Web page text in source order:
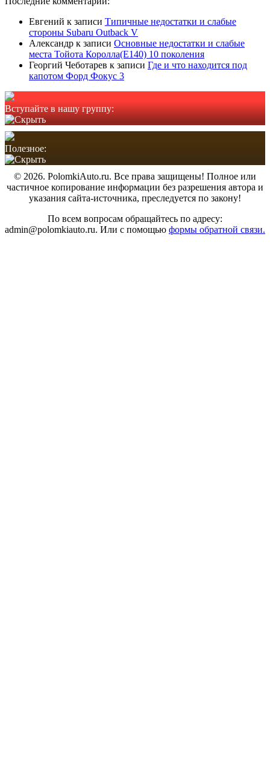
Евгений к записи Типичные недостатки и слабые
стороны Subaru Outback V
Александр к записи Основные недостатки и слабые
места Тойота Королла(Е140) 10 поколения
Георгий Чеботарев к записи Где и что находится под
капотом Форд Фокус 3
Вступайте в нашу группу:
Полезное:
© 2026. PolomkiAuto.ru. Все права защищены! Полное или
частичное копирование информации без разрешения автора и
указания сайта-источника, преследуется по закону!
По всем вопросам обращайтесь по адресу:
admin@polomkiauto.ru. Или с помощью формы обратной связи.